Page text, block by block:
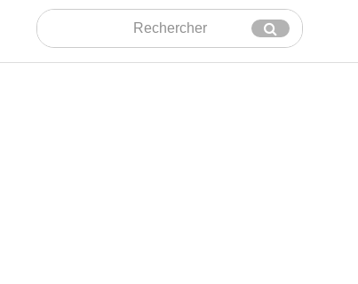
Rechercher
Envoyer